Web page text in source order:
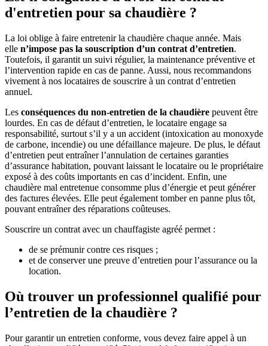
d'entretien pour sa chaudière ?
La loi oblige à faire entretenir la chaudière chaque année. Mais
elle n’impose pas la souscription d’un contrat d’entretien.
Toutefois, il garantit un suivi régulier, la maintenance préventive et
l’intervention rapide en cas de panne. Aussi, nous recommandons
vivement à nos locataires de souscrire à un contrat d’entretien
annuel.
Les conséquences du non-entretien de la chaudière peuvent être
lourdes. En cas de défaut d’entretien, le locataire engage sa
responsabilité, surtout s’il y a un accident (intoxication au monoxyde
de carbone, incendie) ou une défaillance majeure. De plus, le défaut
d’entretien peut entraîner l’annulation de certaines garanties
d’assurance habitation, pouvant laissant le locataire ou le propriétaire
exposé à des coûts importants en cas d’incident. Enfin, une
chaudière mal entretenue consomme plus d’énergie et peut générer
des factures élevées. Elle peut également tomber en panne plus tôt,
pouvant entraîner des réparations coûteuses.
Souscrire un contrat avec un chauffagiste agréé permet :
de se prémunir contre ces risques ;
et de conserver une preuve d’entretien pour l’assurance ou la
location.
Où trouver un professionnel qualifié pour
l’entretien de la chaudière ?
Pour garantir un entretien conforme, vous devez faire appel à un